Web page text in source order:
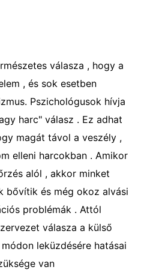
válasza , hogy a
, és sok esetben
Pszichológusok hívja
harc" válasz . Ez adhat
magát távol a veszély ,
elleni harcokban . Amikor
alól , akkor minket
bővítik és még okoz alvási
problémák . Attól
válasza a külső
leküzdésére hatásai
van